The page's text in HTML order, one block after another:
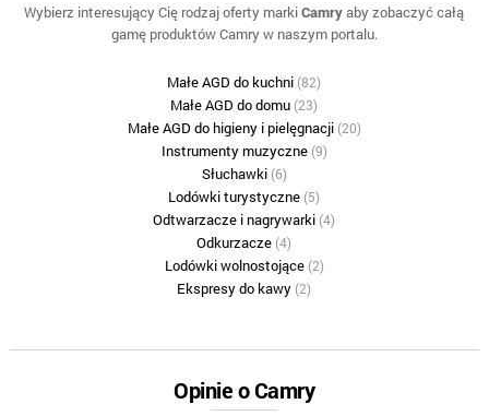
Wybierz interesujący Cię rodzaj oferty markiCamryaby zobaczyć całą
gamę produktów Camry w naszym portalu.
Małe AGD do kuchni (82)
Małe AGD do domu (23)
Małe AGD do higieny i pielęgnacji (20)
Instrumenty muzyczne (9)
Słuchawki (6)
Lodówki turystyczne (5)
Odtwarzacze i nagrywarki (4)
Odkurzacze (4)
Lodówki wolnostojące (2)
Ekspresy do kawy (2)
Opinie o Camry